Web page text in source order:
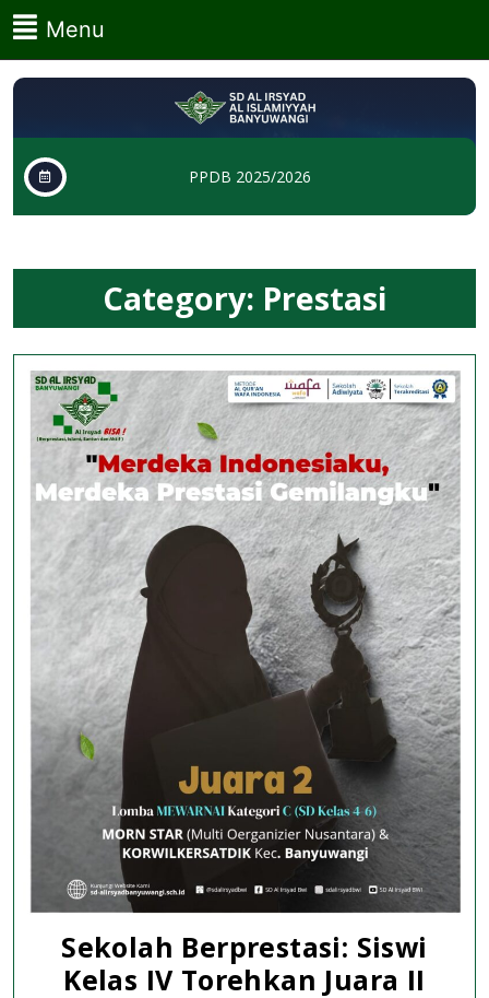
Skip
to
content
Menu
PPDB 2025/2026
Category: Prestasi
Sekolah Berprestasi: Siswi
Kelas IV Torehkan Juara II